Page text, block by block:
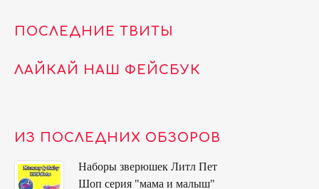
ПОСЛЕДНИЕ ТВИТЫ
ЛАЙКАЙ НАШ ФЕЙСБУК
ИЗ ПОСЛЕДНИХ ОБЗОРОВ
Наборы зверюшек Литл Пет
Шоп серия "мама и малыш"